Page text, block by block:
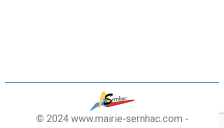
© 2024 www.mairie-sernhac.com -